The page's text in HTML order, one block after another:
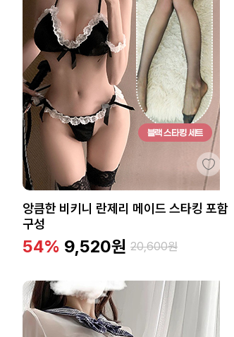
앙큼한 비키니 란제리 메이드 스타킹 포함
구성
54% 9,520원 20,600원